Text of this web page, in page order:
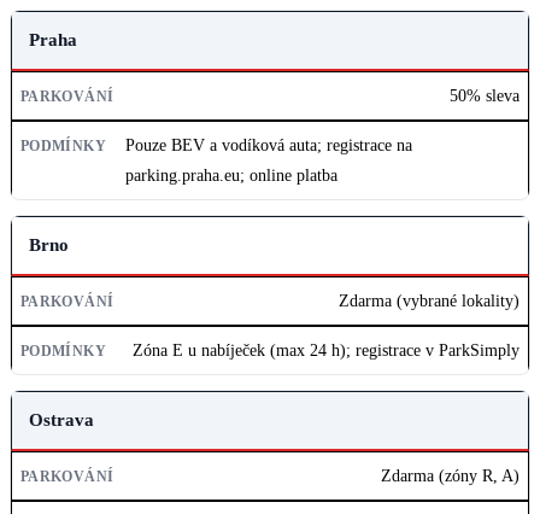
MĚSTO
PARKOVÁNÍ
PODMÍNKY
Praha
50% sleva
Pouze BEV a vodíková auta; registrace na
parking.praha.eu; online platba
Brno
Zdarma (vybrané lokality)
Zóna E u nabíječek (max 24 h); registrace v ParkSimply
Ostrava
Zdarma (zóny R, A)